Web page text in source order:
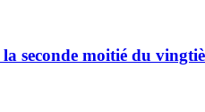
seconde moitié du